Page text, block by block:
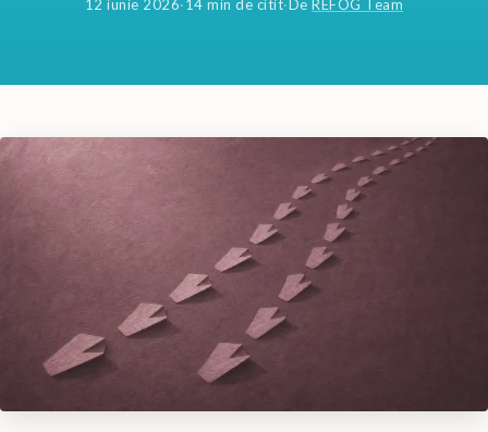
12 iunie 2026·14 min de citit·DeREFOG Team